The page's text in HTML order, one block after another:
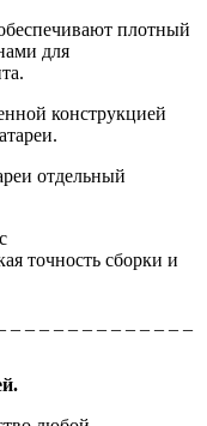
плотный
для
конструкцией
отдельный
точность сборки и